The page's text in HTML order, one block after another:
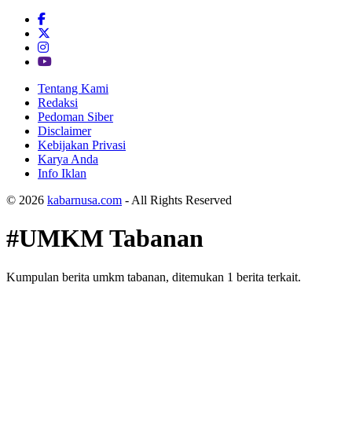
Tentang Kami
Redaksi
Pedoman Siber
Disclaimer
Kebijakan Privasi
Karya Anda
Info Iklan
© 2026 kabarnusa.com - All Rights Reserved
#UMKM Tabanan
Kumpulan berita umkm tabanan, ditemukan 1 berita terkait.